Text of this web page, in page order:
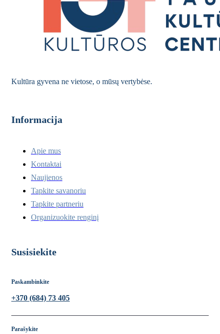
Kultūra gyvena ne vietose, o mūsų vertybėse.
Informacija
Apie mus
Kontaktai
Naujienos
Tapkite savanoriu
Tapkite partneriu
Organizuokite renginį
Susisiekite
Paskambinkite
+370 (684) 73 405
Parašykite